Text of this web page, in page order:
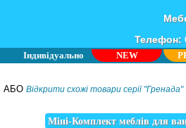
Телефон:
Індивідуально NEW
АБО Відкрити схожі товари серії "Гренада"
Міні-Комплект меблів для